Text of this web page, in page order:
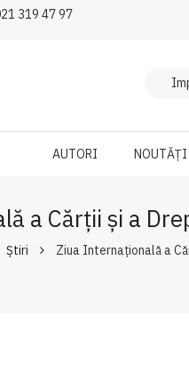
319 47 97
AUTORI NOUTĂȚI
a Cărții și a
Ştiri Ziua Internațională a